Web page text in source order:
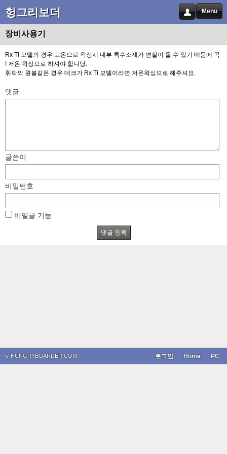
헝그리보더 Menu
장비사용기
Rx Ti 모델의 경우 고온으로 왁싱시 내부 특수소재가 변질이 올 수 있기 때문에 꼭
! 저온 왁싱으로 하셔야 합니당.
휘팍의 원볼같은 경우 데크가 Rx Ti 모델이라면 저온왁싱으로 해주셔요.
댓글
글쓴이
비밀번호
비밀글 기능
© HUNGRYBOARDER.COM PC
Home
로그인